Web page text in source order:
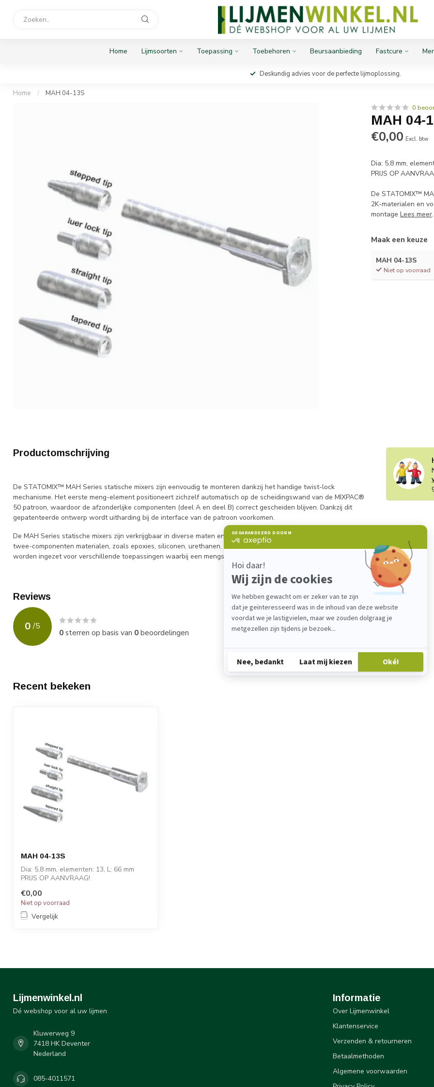
Home Lijmsoorten Toepassing Toebehoren Beursaanbieding Fastcure
Deskundig advies voor de perfecte lijmoplossing.
Home / MAH 04-13S
0
MAH 04-
€0,00 Excl. btw
Dia: 5,8 mm,
PRIJS OP
De STATOMIX™
2K-materialen en
montageLees meer.
Maak een keuze
MAH 04-13S
Niet op voorraad
Productomschrijving
De STATOMIX™ MAH Series statische mixers zijn eenvoudig te monteren dankzij het handige twist-lock
mechanisme. Het eerste meng-element positioneert zichzelf automatisch op de scheidingswand van de MIXPAC®
50 patroon, waardoor de afzonderlijke componenten (deel A en deel B) correct gescheiden blijven. Dankzij dit
gepatenteerde ontwerp wordt uitharding bij de interface van de patroon voorkomen.
De MAH Series statische mixers zijn verkrijgbaar in diverse maten en geschikt voor het mengen van vrijwel alle
twee-componenten materialen, zoals epoxies, siliconen, urethanen, acrylaten en polyesters. Daarnaast kunnen ze
worden ingezet voor verschillende toepassingen waarbij een mengsysteem met lage druk vereist is.
Reviews
0 /5
0sterren op basis van 0beoordelingen
Je beoordeling toevoegen
Recent bekeken
MAH 04-13S
Dia: 5,8 mm, elementen: 13, L: 66 mm
PRIJS OP AANVRAAG!
De STATOMIX™ MAH Se...
€0,00
Niet op voorraad
Vergelijk
Lijmenwinkel.nl
Dé webshop voor al uw lijmen
Kluwerweg 9
7418 HK Deventer
Nederland
085-4011571
Informatie
Over Lijmenwinkel
Klantenservice
Verzenden & retourneren
Betaalmethoden
Algemene voorwaarden